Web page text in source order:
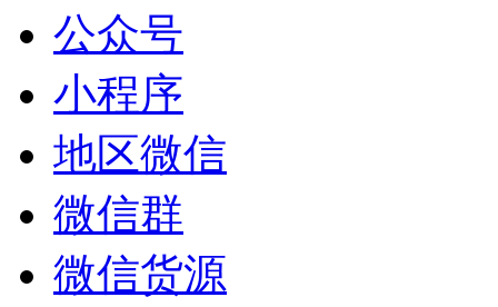
公众号
小程序
地区微信
微信群
微信货源